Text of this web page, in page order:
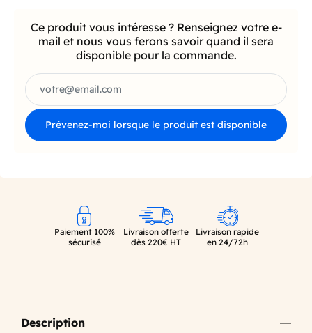
Ce produit vous intéresse ? Renseignez votre e-
mail et nous vous ferons savoir quand il sera
disponible pour la commande.
Prévenez-moi lorsque le produit est disponible
Paiement 100%
sécurisé
Livraison offerte
dès 220€ HT
Livraison rapide
en 24/72h
Description